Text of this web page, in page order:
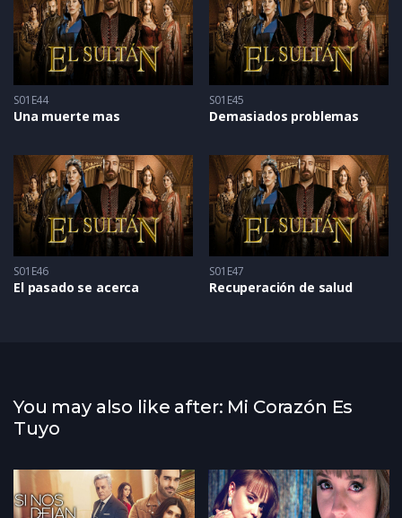
S01E44
Una muerte mas
S01E45
Demasiados problemas
S01E46
El pasado se acerca
S01E47
Recuperación de salud
You may also like after: Mi Corazón Es
Tuyo